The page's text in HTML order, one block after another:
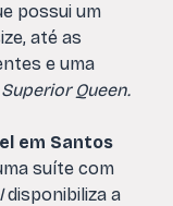
possui um
até as
e uma
Queen.
em Santos
suíte com
disponibiliza a